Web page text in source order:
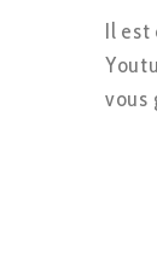
Il est
vous